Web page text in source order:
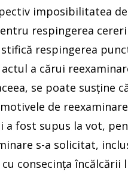
imposibilitatea
respingerea
respingerea
a cărui
se poate susţine
de
a fost supus la vot,
s-a solicitat,
consecinţa încălcării